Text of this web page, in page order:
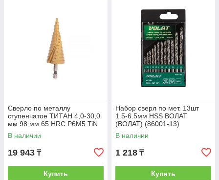
Сверло по металлу
ступенчатое ТИТАН 4,0-30,0
мм 98 мм 65 HRC Р6М5 TiN
KRANZ (REXANT) (KR-12-
6612)
В наличии
19 943 ₸
Купить
Набор сверл по мет. 13шт
1.5-6.5мм HSS ВОЛАТ
(ВОЛАТ) (86001-13)
В наличии
1 218 ₸
Купить